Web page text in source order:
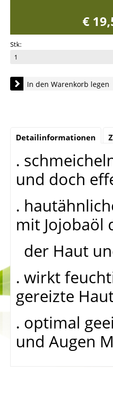
€
Stk:
In den Warenkorb legen
Detailinformationen
.
und doch
.
mit Jojobaöl
der Haut
. wirkt
gereizte
. optimal
und Augen